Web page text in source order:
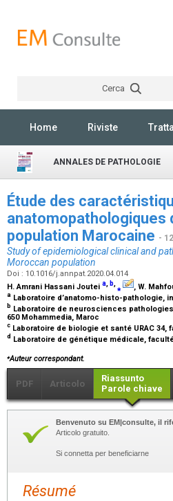
Cerca
Home Riviste
ANNALES DE PATHOLOGIE
Étude des
anatomopathologiques
population Marocaine -
Study of epidemiological clinical and
Moroccan population
Doi : 10.1016/j.annpat.2020.04.014
H. Amrani Hassani Joutei a, b,⁎ , W.
a Laboratoire d’anatomo-histo-pathologie,
b Laboratoire de neurosciences
650 Mohammedia, Maroc
c Laboratoire de biologie et santé URAC 34,
d Laboratoire de génétique médicale,
⁎Auteur correspondant.
PDF Articolo
Riassunto
Parole chiave
Benvenuto su EM|consulte, il
Articolo gratuito.
Si connetta per beneficiarne
Résumé